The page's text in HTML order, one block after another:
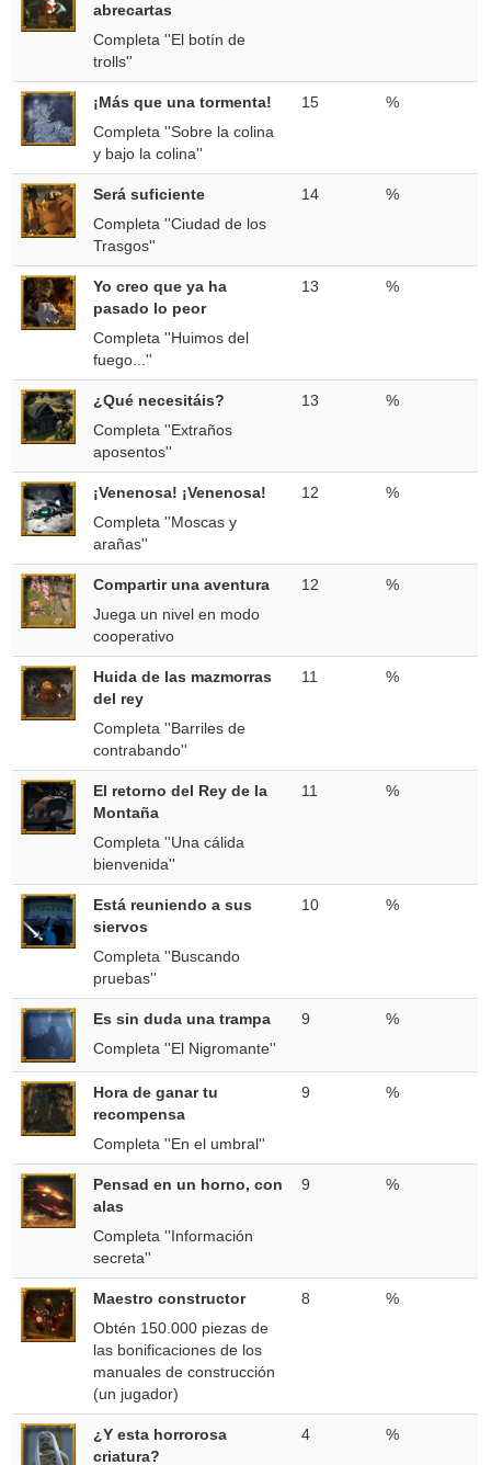
abrecartas
Completa ''El botín de
trolls''
¡Más que una tormenta!
Completa ''Sobre la colina
y bajo la colina''
15 %
Será suficiente
Completa ''Ciudad de los
Trasgos''
14 %
Yo creo que ya ha
pasado lo peor
Completa ''Huimos del
fuego...''
13 %
¿Qué necesitáis?
Completa ''Extraños
aposentos''
13 %
¡Venenosa! ¡Venenosa!
Completa ''Moscas y
arañas''
12 %
Compartir una aventura
Juega un nivel en modo
cooperativo
12 %
Huida de las mazmorras
del rey
Completa ''Barriles de
contrabando''
11 %
El retorno del Rey de la
Montaña
Completa ''Una cálida
bienvenida''
11 %
Está reuniendo a sus
siervos
Completa ''Buscando
pruebas''
10 %
Es sin duda una trampa
Completa ''El Nigromante''
9 %
Hora de ganar tu
recompensa
Completa ''En el umbral''
9 %
Pensad en un horno, con
alas
Completa ''Información
secreta''
9 %
Maestro constructor
Obtén 150.000 piezas de
las bonificaciones de los
manuales de construcción
(un jugador)
8 %
¿Y esta horrorosa
criatura?
4 %